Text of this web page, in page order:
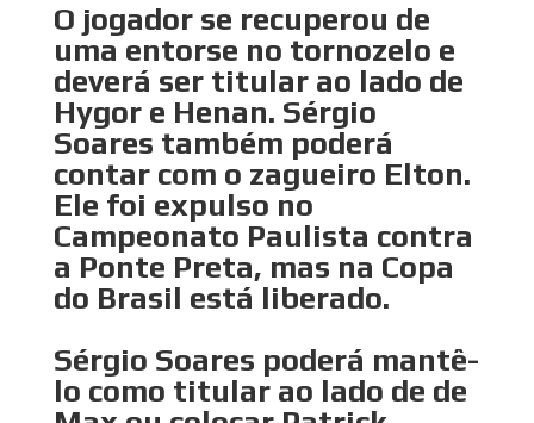
O jogador se recuperou de
uma entorse no tornozelo e
deverá ser titular ao lado de
Hygor e Henan. Sérgio
Soares também poderá
contar com o zagueiro Elton.
Ele foi expulso no
Campeonato Paulista contra
a Ponte Preta, mas na Copa
do Brasil está liberado.
Sérgio Soares poderá mantê-
lo como titular ao lado de de